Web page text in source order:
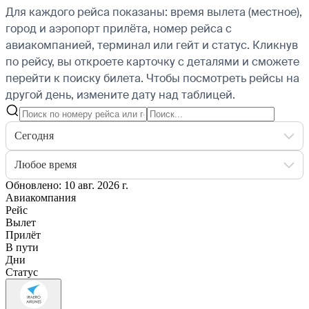
Для каждого рейса показаны: время вылета (местное),
город и аэропорт прилёта, номер рейса с
авиакомпанией, терминал или гейт и статус. Кликнув
по рейсу, вы откроете карточку с деталями и сможете
перейти к поиску билета. Чтобы посмотреть рейсы на
другой день, измените дату над таблицей.
Сегодня
Любое время
Обновлено: 10 авг. 2026 г.
Авиакомпания
Рейс
Вылет
Прилёт
В пути
Дни
Статус